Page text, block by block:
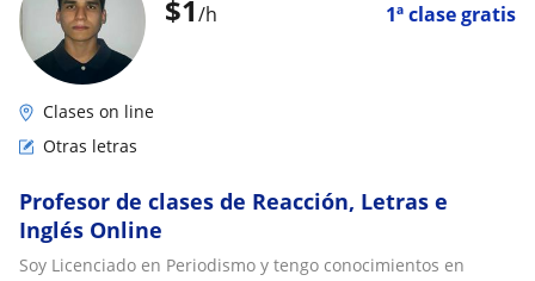
$1/h 1ª clase gratis
Clases on line
Otras letras
Profesor de clases de Reacción, Letras e
Inglés Online
Soy Licenciado en Periodismo y tengo conocimientos en